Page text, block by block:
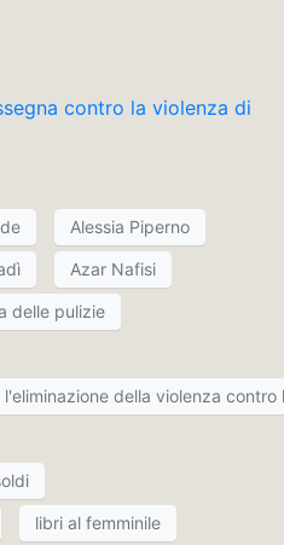
contro la violenza di
Alessia Piperno
Azar Nafisi
delle pulizie
della violenza contro
libri al femminile